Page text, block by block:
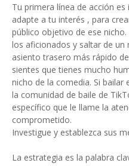
Tu primera línea de acción
adapte a tu interés , para
público objetivo de ese
los aficionados y saltar de
asiento trasero más rápido
sientes que tienes mucho
nicho de la comedia. Si
la comunidad de baile de
específico que le llame la
comprometido.
Investigue y establezca sus
La estrategia es la palabra